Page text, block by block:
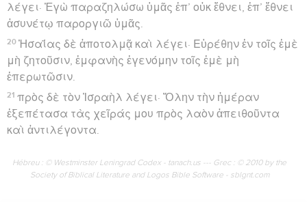
λέγει· Ἐγὼ παραζηλώσω ὑμᾶς ἐπ’ οὐκ ἔθνει, ἐπ’ ἔθνει
ἀσυνέτῳ παροργιῶ ὑμᾶς.
20 Ἠσαΐας δὲ ἀποτολμᾷ καὶ λέγει· Εὑρέθην ἐν τοῖς ἐμὲ
μὴ ζητοῦσιν, ἐμφανὴς ἐγενόμην τοῖς ἐμὲ μὴ
ἐπερωτῶσιν.
21 πρὸς δὲ τὸν Ἰσραὴλ λέγει· Ὅλην τὴν ἡμέραν
ἐξεπέτασα τὰς χεῖράς μου πρὸς λαὸν ἀπειθοῦντα
καὶ ἀντιλέγοντα.
Hébreu : © Westminster Leningrad Codex - tanach.us --- Grec : © 2010 by the
Society of Biblical Literature and Logos Bible Software - sblgnt.com